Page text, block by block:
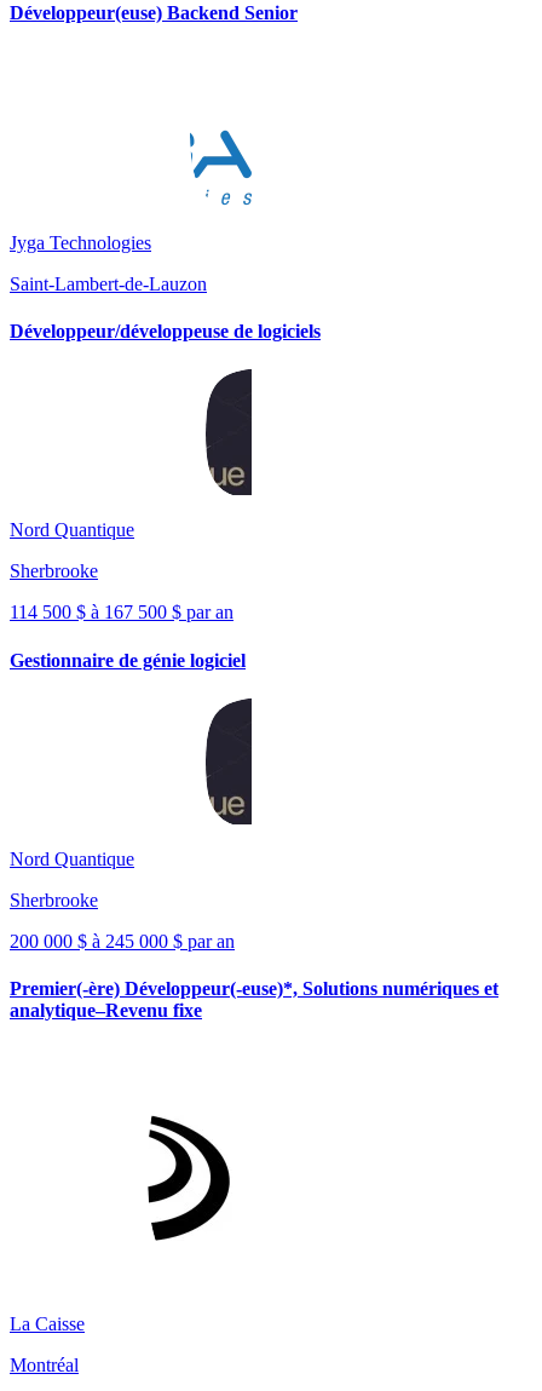
Développeur(euse) Backend Senior
Jyga Technologies
Saint-Lambert-de-Lauzon
Développeur/développeuse de logiciels
Nord Quantique
Sherbrooke
114 500 $ à 167 500 $ par an
Gestionnaire de génie logiciel
Nord Quantique
Sherbrooke
200 000 $ à 245 000 $ par an
Premier(-ère) Développeur(-euse)*, Solutions numériques et
analytique–Revenu fixe
La Caisse
Montréal